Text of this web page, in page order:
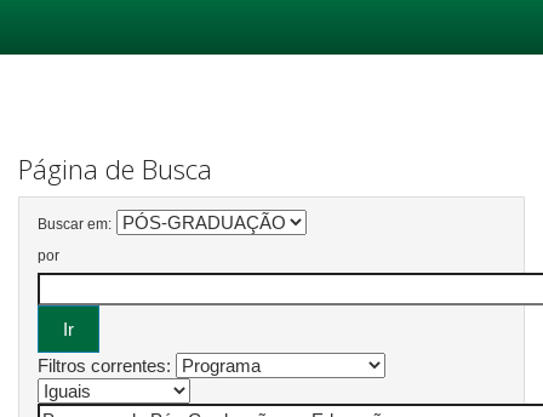
Página de Busca
Buscar em:
por
Filtros correntes: